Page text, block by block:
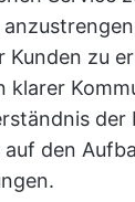
Kunden zu
klarer
der
auf den